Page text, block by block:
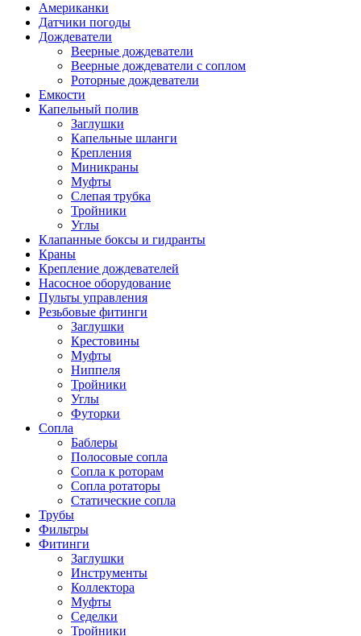
Американки
Датчики погоды
Дождеватели
Веерные дождеватели
Веерные дождеватели с соплом
Роторные дождеватели
Емкости
Капельный полив
Заглушки
Капельные шланги
Крепления
Миникраны
Муфты
Слепая трубка
Тройники
Углы
Клапанные боксы и гидранты
Краны
Крепление дождевателей
Насосное оборудование
Пульты управления
Резьбовые фитинги
Заглушки
Крестовины
Муфты
Ниппеля
Тройники
Углы
Футорки
Сопла
Баблеры
Полосовые сопла
Сопла к роторам
Сопла ротаторы
Статические сопла
Трубы
Фильтры
Фитинги
Заглушки
Инструменты
Коллектора
Муфты
Седелки
Тройники